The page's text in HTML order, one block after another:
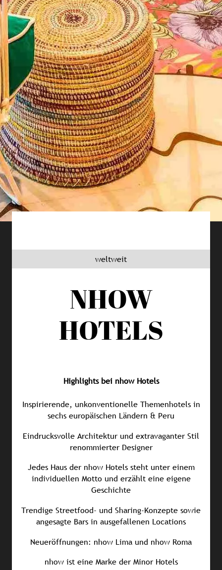
weltweit
NHOW
HOTELS
Highlights bei nhow Hotels
Inspirierende, unkonventionelle Themenhotels in
sechs europäischen Ländern & Peru
Eindrucksvolle Architektur und extravaganter Stil
renommierter Designer
Jedes Haus der nhow Hotels steht unter einem
individuellen Motto und erzählt eine eigene
Geschichte
Trendige Streetfood- und Sharing-Konzepte sowie
angesagte Bars in ausgefallenen Locations
Neueröffnungen: nhow Lima und nhow Roma
nhow ist eine Marke der Minor Hotels